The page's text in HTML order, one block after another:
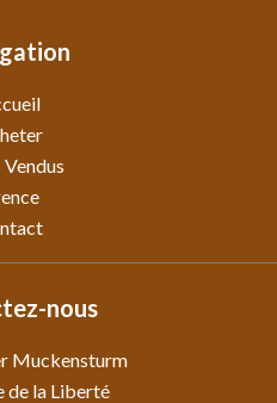
Vendus
nous
Muckensturm
de la Liberté